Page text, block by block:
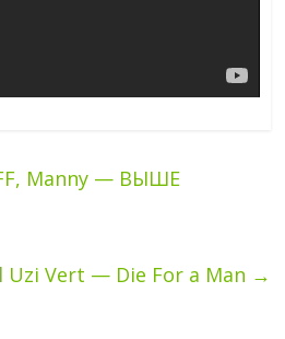
Manny — ВЫШЕ
Uzi Vert — Die For a Man →